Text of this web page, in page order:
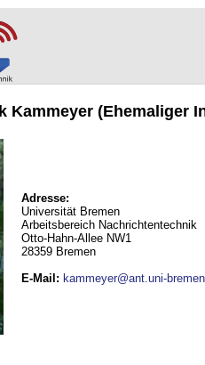
Kammeyer (Ehemaliger
Adresse:
Universität Bremen
Arbeitsbereich Nachrichtentechnik
Otto-Hahn-Allee NW1
28359 Bremen
E-Mail : kammeyer@ant.uni-